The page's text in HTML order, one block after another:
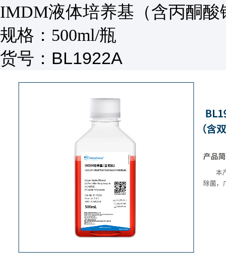
IMDM液体培养基（含丙酮酸
规格：500ml/瓶
货号： BL1922A